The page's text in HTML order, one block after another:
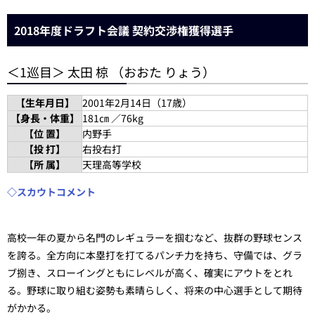
2018年度ドラフト会議 契約交渉権獲得選手
＜1巡目＞ 太田 椋 （おおた りょう）
【生年月日】
2001年2月14日（17歳）
【身長・体重】
181㎝ ／76kg
【位 置】
内野手
【投 打】
右投右打
【所 属】
天理高等学校
◇スカウトコメント
高校一年の夏から名門のレギュラーを掴むなど、抜群の野球センス
を誇る。全方向に本塁打を打てるパンチ力を持ち、守備では、グラ
ブ捌き、スローイングともにレベルが高く、確実にアウトをとれ
る。野球に取り組む姿勢も素晴らしく、将来の中心選手として期待
がかかる。